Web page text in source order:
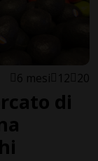
6 mesi 12 20
di